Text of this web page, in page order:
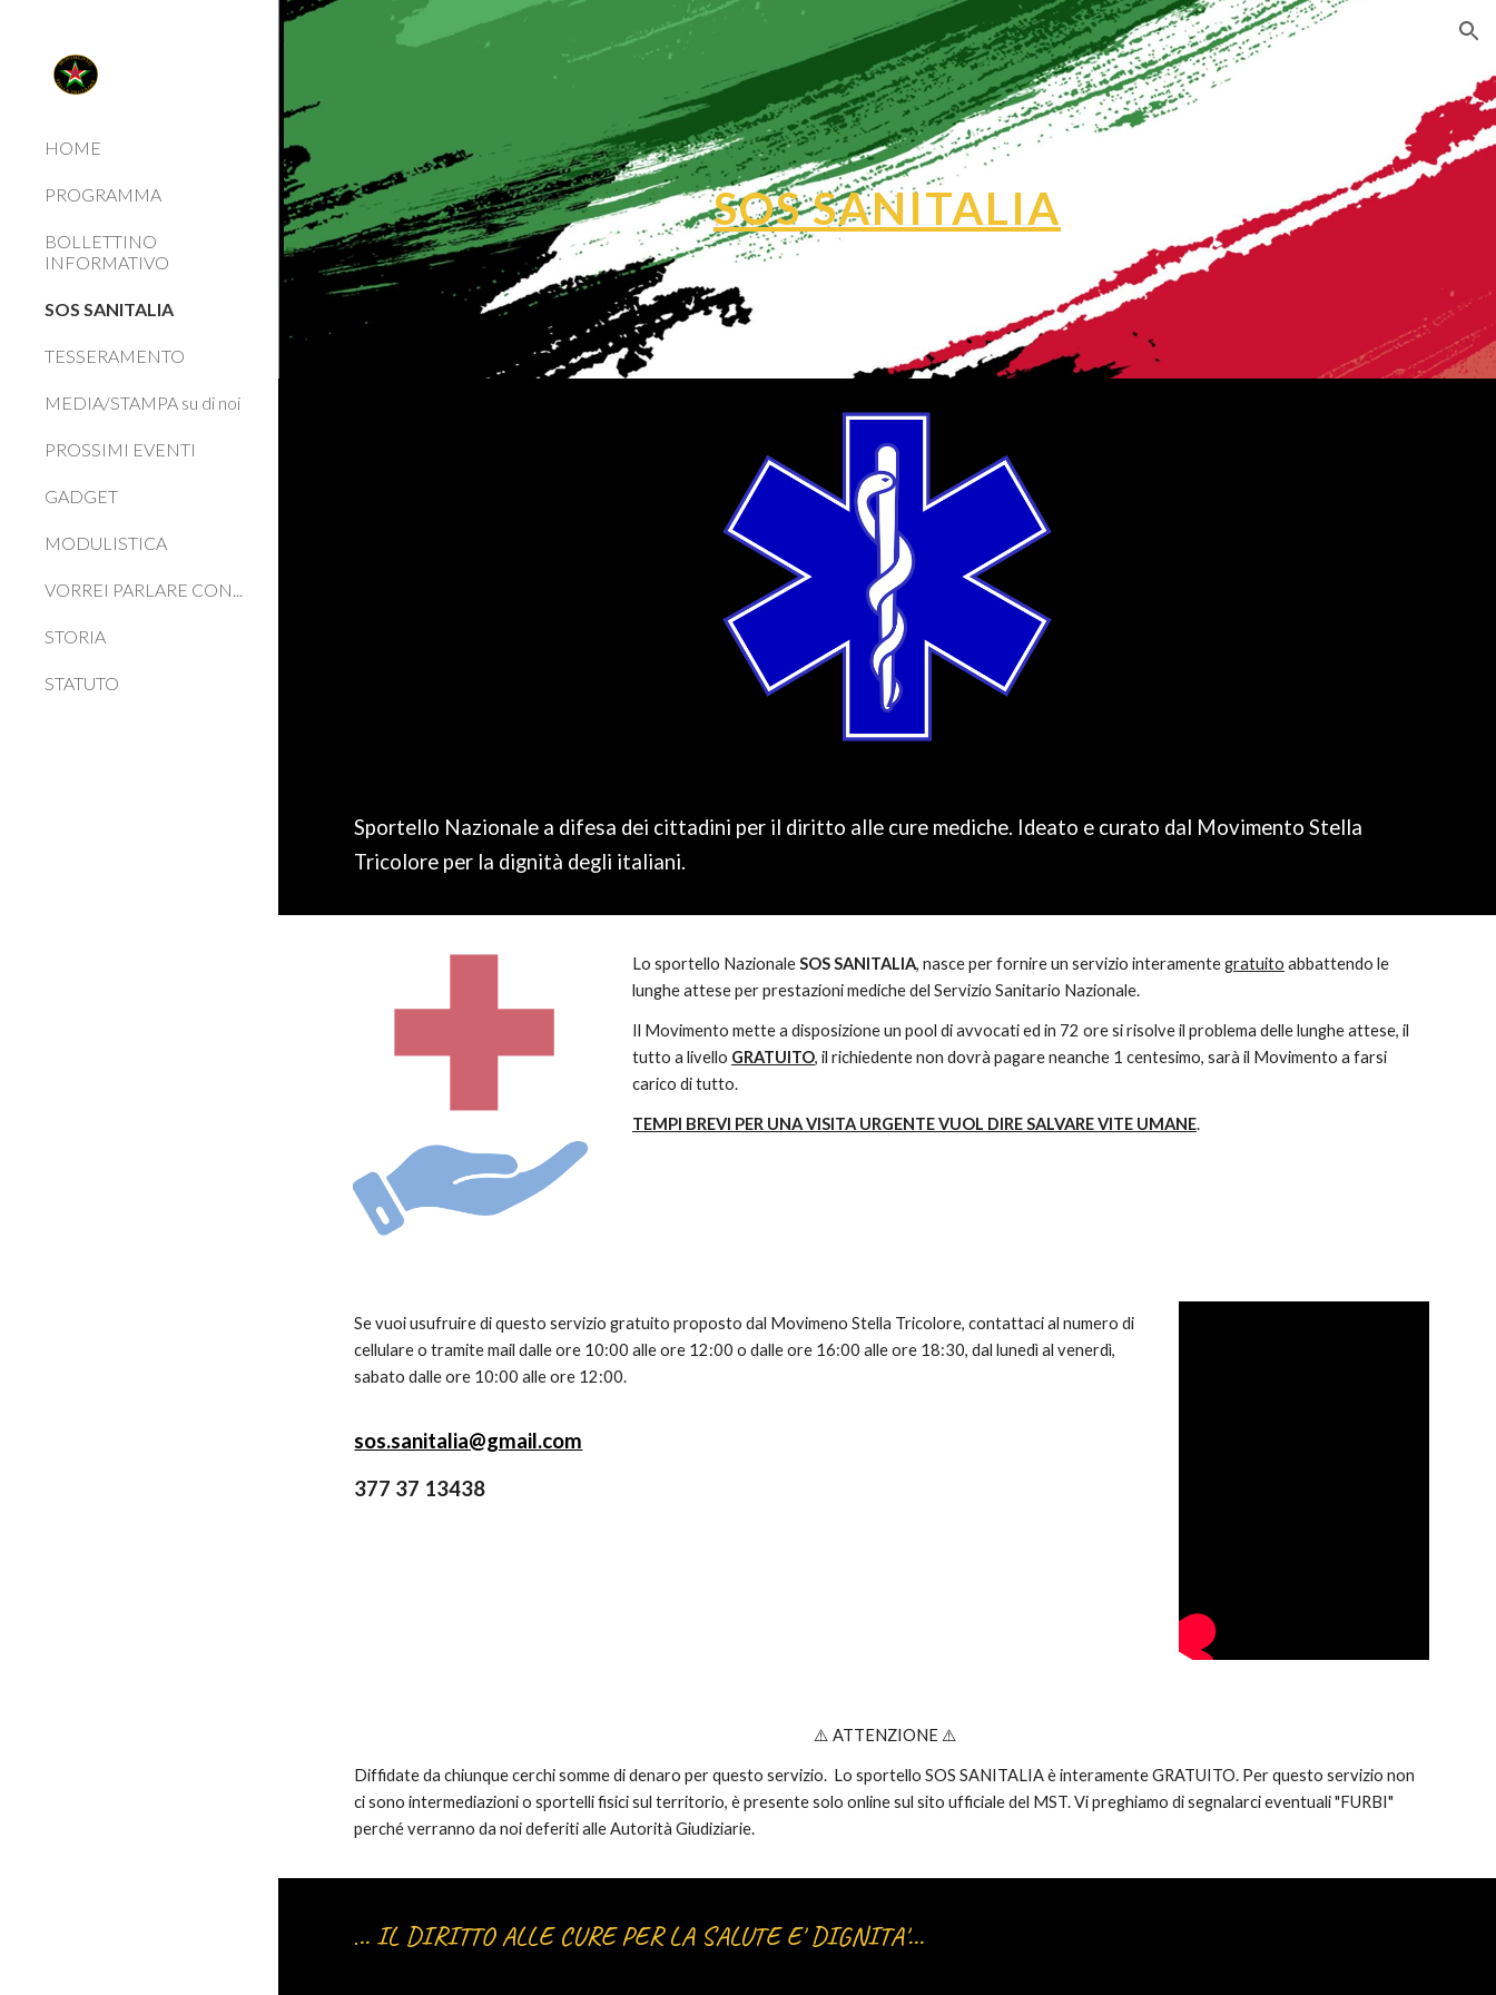
Skip to main content Skip to navigation
HOME
PROGRAMMA
BOLLETTINO
INFORMATIVO
SOS SANITALIA
TESSERAMENTO
MEDIA/STAMPA su di noi
PROSSIMI EVENTI
GADGET
MODULISTICA
VORREI PARLARE CON...
STORIA
STATUTO
SOS SANITALIA
Sportello Nazionale a difesa dei cittadini per il diritto alle cure mediche. Ideato e curato dal Movimento Stella
Tricolore per la dignità degli italiani.
Lo sportello NazionaleSOS SANITALIA, nasce per fornire un servizio interamentegratuito abbattendo le
lunghe attese per prestazioni mediche del Servizio Sanitario Nazionale.
Il Movimento mette a disposizione un pool di avvocati ed in 72 ore si risolve il problema delle lunghe attese, il
tutto a livello GRATUITO, il richiedente non dovrà pagare neanche 1 centesimo, sarà il Movimento a farsi
carico di tutto.
TEMPI BREVI PER UNA VISITA URGENTE VUOL DIRE SALVARE VITE UMANE.
Se vuoi usufruire di questo servizio gratuito proposto dal Movimeno Stella Tricolore, contattaci al numero di
cellulare o tramite mail dalle ore 10:00 alle ore 12:00 o dalle ore 16:00 alle ore 18:30, dal lunedì al venerdì,
sabato dalle ore 10:00 alle ore 12:00.
sos.sanitalia@gmail.com
377 37 13438
⚠️ ATTENZIONE ⚠️
Diffidate da chiunque cerchi somme di denaro per questo servizio. Lo sportello SOS SANITALIA è interamente GRATUITO. Per questo servizio non
ci sono intermediazioni o sportelli fisici sul territorio, è presente solo online sul sito ufficiale del MST. Vi preghiamo di segnalarci eventuali "FURBI"
perché verranno da noi deferiti alle Autorità Giudiziarie.
... IL DIRITTO ALLE CURE PER LA SALUTE E' DIGNITA'...